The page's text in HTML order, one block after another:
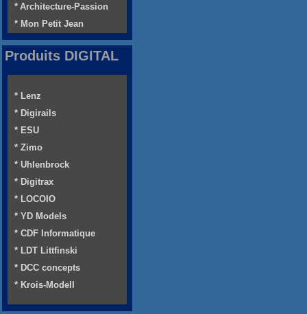
* Architecture-Passion
* Mon Petit Jean
Produits DIGITAL
* Lenz
* Digirails
* ESU
* Zimo
* Uhlenbrock
* Digitrax
* LOCOIO
* YD Models
* CDF Informatique
* LDT Littfinski
* DCC concepts
* Krois-Modell